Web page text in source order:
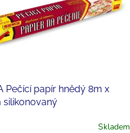
Pečící papír hnědý 8m x
silikonovaný
Skladem